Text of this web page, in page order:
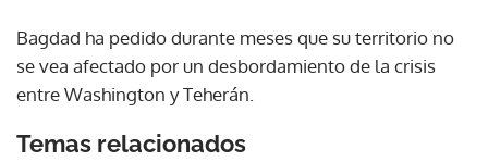
Bagdad ha pedido durante meses que su territorio no
se vea afectado por un desbordamiento de la crisis
entre Washington y Teherán.
Temas relacionados